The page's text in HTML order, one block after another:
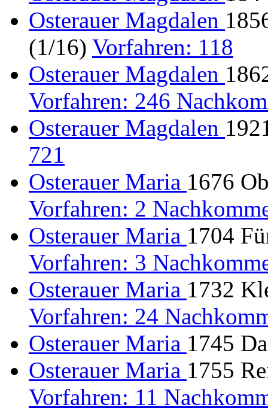
Osterauer Magdalen
(1/16) Vorfahren: 118
Osterauer Magdalen
Vorfahren: 246
Osterauer Magdalen
721
Osterauer Maria 1676
Vorfahren: 2
Osterauer Maria 1704
Vorfahren: 3
Osterauer Maria 1732
Vorfahren: 24
Osterauer Maria 1745
Osterauer Maria 1755
Vorfahren: 11